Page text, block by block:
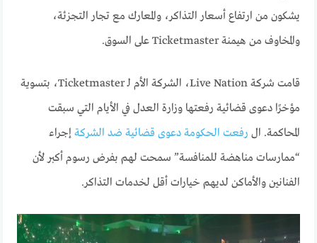
يشكون من ارتفاع أسعار التذاكر، والمعارك مع تجار التجزئة،
والمخاوف من هيمنة Ticketmaster على السوق.
قامت شركة Live Nation، الشركة الأم لـ Ticketmaster، بتسوية
مؤخرًا دعوى قضائية رفعتها وزارة العدل في الأيام التي سبقت
المحاكمة. ال رفعت الحكومة دعوى قضائية ضد الشركة إجراء
“ممارسات مناهضة للمنافسة” سمحت لهم بفرض رسوم أكبر لأن
الفنانين والأماكن لديهم خيارات أقل لخدمات التذاكر.